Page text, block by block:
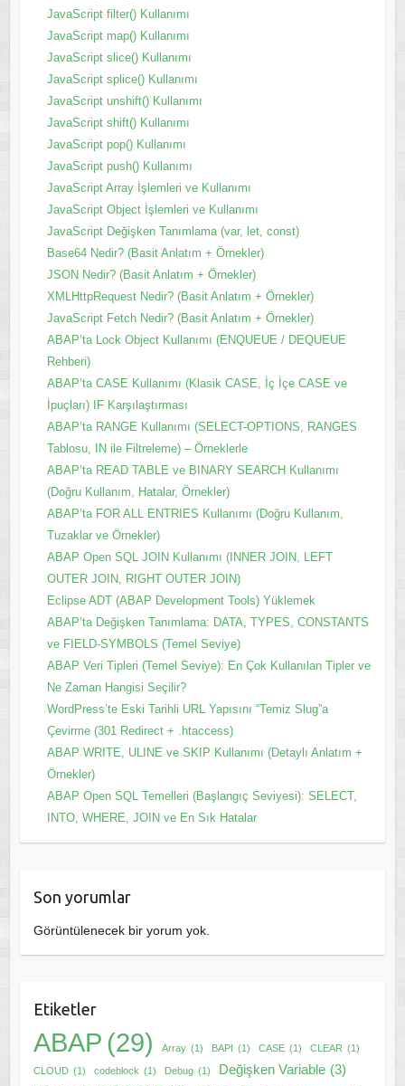
JavaScript filter() Kullanımı
JavaScript map() Kullanımı
JavaScript slice() Kullanımı
JavaScript splice() Kullanımı
JavaScript unshift() Kullanımı
JavaScript shift() Kullanımı
JavaScript pop() Kullanımı
JavaScript push() Kullanımı
JavaScript Array İşlemleri ve Kullanımı
JavaScript Object İşlemleri ve Kullanımı
JavaScript Değişken Tanımlama (var, let, const)
Base64 Nedir? (Basit Anlatım + Örnekler)
JSON Nedir? (Basit Anlatım + Örnekler)
XMLHttpRequest Nedir? (Basit Anlatım + Örnekler)
JavaScript Fetch Nedir? (Basit Anlatım + Örnekler)
ABAP’ta Lock Object Kullanımı (ENQUEUE / DEQUEUE
Rehberi)
ABAP’ta CASE Kullanımı (Klasik CASE, İç İçe CASE ve
İpuçları) IF Karşılaştırması
ABAP’ta RANGE Kullanımı (SELECT-OPTIONS, RANGES
Tablosu, IN ile Filtreleme) – Örneklerle
ABAP’ta READ TABLE ve BINARY SEARCH Kullanımı
(Doğru Kullanım, Hatalar, Örnekler)
ABAP’ta FOR ALL ENTRIES Kullanımı (Doğru Kullanım,
Tuzaklar ve Örnekler)
ABAP Open SQL JOIN Kullanımı (INNER JOIN, LEFT
OUTER JOIN, RIGHT OUTER JOIN)
Eclipse ADT (ABAP Development Tools) Yüklemek
ABAP’ta Değişken Tanımlama: DATA, TYPES, CONSTANTS
ve FIELD-SYMBOLS (Temel Seviye)
ABAP Veri Tipleri (Temel Seviye): En Çok Kullanılan Tipler ve
Ne Zaman Hangisi Seçilir?
WordPress’te Eski Tarihli URL Yapısını “Temiz Slug”a
Çevirme (301 Redirect + .htaccess)
ABAP WRITE, ULINE ve SKIP Kullanımı (Detaylı Anlatım +
Örnekler)
ABAP Open SQL Temelleri (Başlangıç Seviyesi): SELECT,
INTO, WHERE, JOIN ve En Sık Hatalar
Son yorumlar
Görüntülenecek bir yorum yok.
Etiketler
ABAP (29) Array (1) BAPI (1) CASE (1) CLEAR (1)
CLOUD (1) codeblock (1) Debug (1) Değişken Variable (3)